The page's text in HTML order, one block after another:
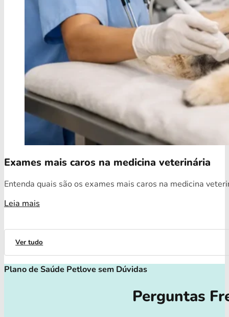
Exames mais caros na medicina veterinária
Entenda quais são os exames mais caros na medicina
Leia mais
Ver tudo
Plano de Saúde Petlove sem Dúvidas
Perguntas